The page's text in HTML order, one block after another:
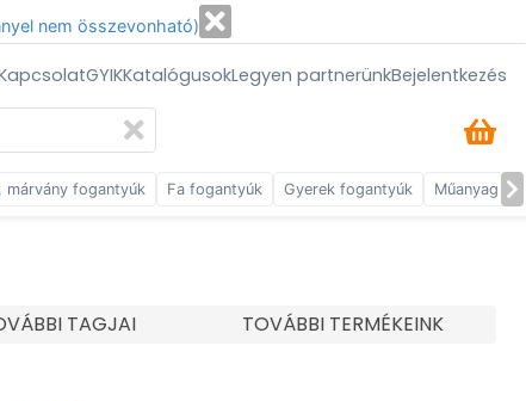
nem összevonható)
GYIKKatalógusokLegyen partnerünkBejelentkezés
márvány fogantyúk Fa fogantyúk Gyerek fogantyúk Műanyag
TAGJAI TOVÁBBI TERMÉKEINK